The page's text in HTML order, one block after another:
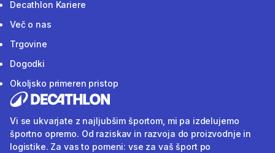
Decathlon Kariere
Več o nas
Trgovine
Dogodki
Okoljsko primeren pristop
Vi se ukvarjate z najljubšim športom, mi pa izdelujemo
športno opremo. Od raziskav in razvoja do proizvodnje in
logistike. Za vas to pomeni: vse za vaš šport po